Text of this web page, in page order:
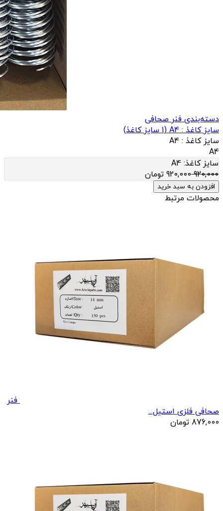
دسته‌بندی فنر صحافی
سایز کاغذ : A4
(
1 سایز کاغذ)
سایز کاغذ : A4
A4
سایز کاغذ: A4
920,000
920,000 تومان
افزودن به سبد خرید
محصولات مرتبط
فنر
صحافی فلزی استیل...
876,000 تومان